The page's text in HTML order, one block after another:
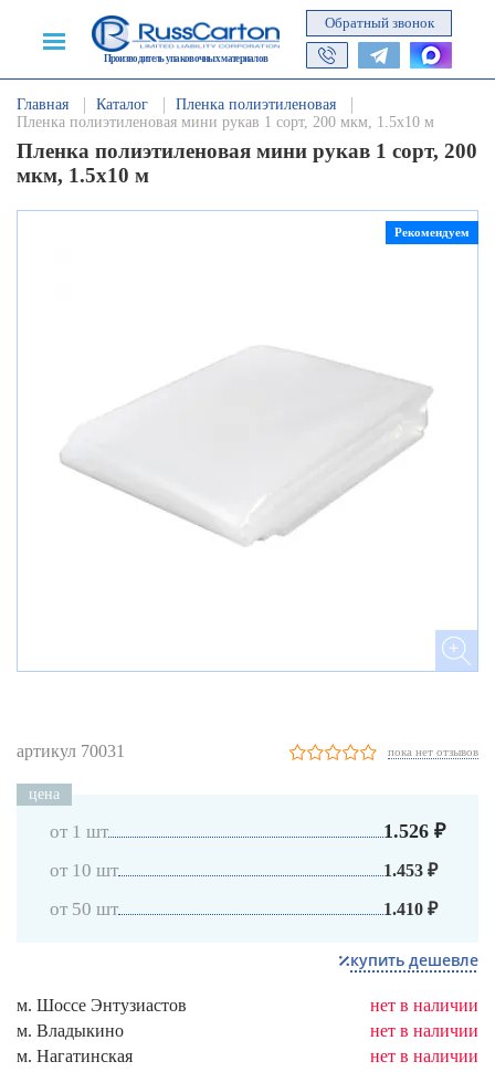
Производитель упаковочных материалов
Обратный звонок
Главная Каталог
Пленка полиэтиленовая
Пленка полиэтиленовая мини рукав 1 сорт, 200 мкм, 1.5х10 м
Пленка полиэтиленовая мини рукав 1 сорт, 200
мкм, 1.5х10 м
Рекомендуем
артикул 70031 пока нет отзывов
цена
от 1 шт 1.526 ₽
от 10 шт 1.453 ₽
от 50 шт 1.410 ₽
купить дешевле
м. Шоссе Энтузиастов
нет в наличии
м. Владыкино
нет в наличии
м. Нагатинская
нет в наличии